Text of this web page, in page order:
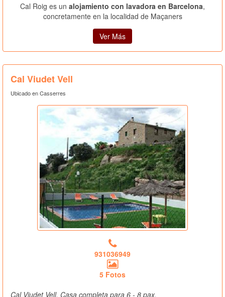
Cal Roig es un alojamiento con lavadora en Barcelona,
concretamente en la localidad de Maçaners
Ver Más
Cal Viudet Vell
Ubicado en Casserres
931036949
5 Fotos
Cal Viudet Vell, Casa completa para 6 - 8 pax.